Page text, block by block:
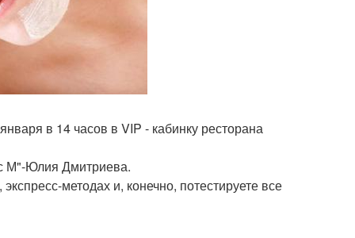
в 14 часов в VIP - кабинку ресторана
М"-Юлия Дмитриева.
методах и, конечно, потестируете все